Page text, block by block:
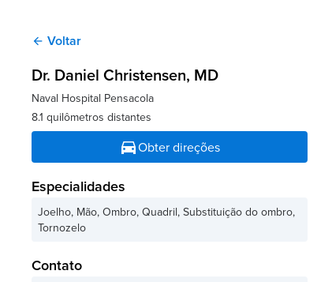
arrow_back Voltar
Dr. Daniel Christensen, MD
Naval Hospital Pensacola
8.1 quilômetros distantes
directions_carObter direções
Especialidades
Joelho, Mão, Ombro, Quadril, Substituição do ombro,
Tornozelo
Contato